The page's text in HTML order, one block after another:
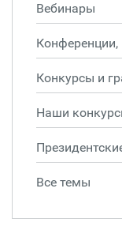
Вебинары
Конкурсы и
Наши
Все темы